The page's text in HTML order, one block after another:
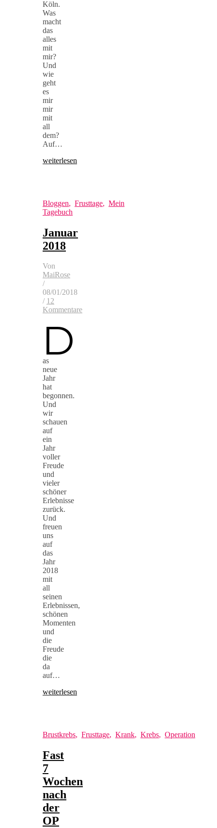
Köln.
Was
macht
das
alles
mit
mir?
Und
wie
geht
es
mir
mir
mit
all
dem?
Auf…
weiterlesen
Bloggen, Frusttage, Mein
Tagebuch
Januar
2018
Von
MaiRose
/
08/01/2018
/ 12
Kommentare
D
as
neue
Jahr
hat
begonnen.
Und
wir
schauen
auf
ein
Jahr
voller
Freude
und
vieler
schöner
Erlebnisse
zurück.
Und
freuen
uns
auf
das
Jahr
2018
mit
all
seinen
Erlebnissen,
schönen
Momenten
und
die
Freude
die
da
auf…
weiterlesen
Brustkrebs, Frusttage, Krank, Krebs, Operation
Fast
7
Wochen
nach
der
OP